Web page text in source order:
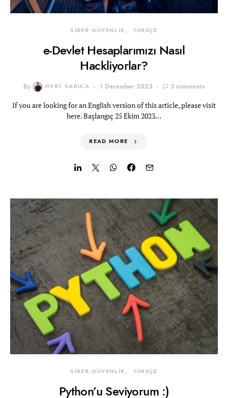
SİBER GÜVENLİK TÜRKÇE
e-Devlet Hesaplarımızı Nasıl
Hackliyorlar?
By MERT SARICA 1 December 2023 3 comments
If you are looking for an English version of this article, please visit
here. Başlangıç 25 Ekim 2023…
READ MORE
SİBER GÜVENLİK TÜRKÇE
Python’u Seviyorum :)